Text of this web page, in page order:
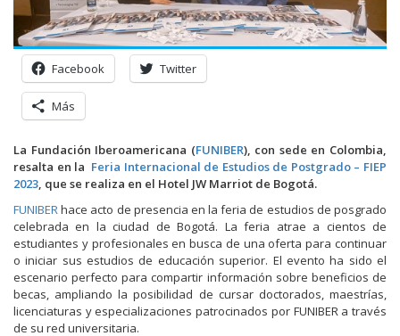
Facebook Twitter
Más
La Fundación Iberoamericana (FUNIBER), con sede en Colombia,
resalta en la Feria Internacional de Estudios de Postgrado – FIEP
2023, que se realiza en el Hotel JW Marriot de Bogotá.
FUNIBERhace acto de presencia en la feria de estudios de posgrado
celebrada en la ciudad de Bogotá. La feria atrae a cientos de
estudiantes y profesionales en busca de una oferta para continuar
o iniciar sus estudios de educación superior. El evento ha sido el
escenario perfecto para compartir información sobre beneficios de
becas, ampliando la posibilidad de cursar doctorados, maestrías,
licenciaturas y especializaciones patrocinados por FUNIBER a través
de su red universitaria.